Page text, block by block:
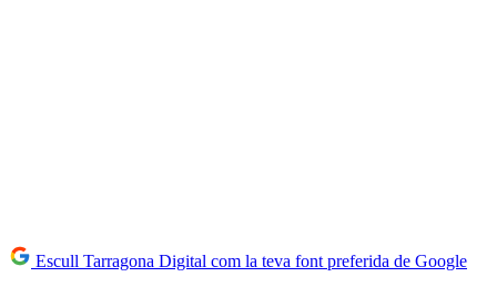
Escull Tarragona Digital com la teva font preferida de Google